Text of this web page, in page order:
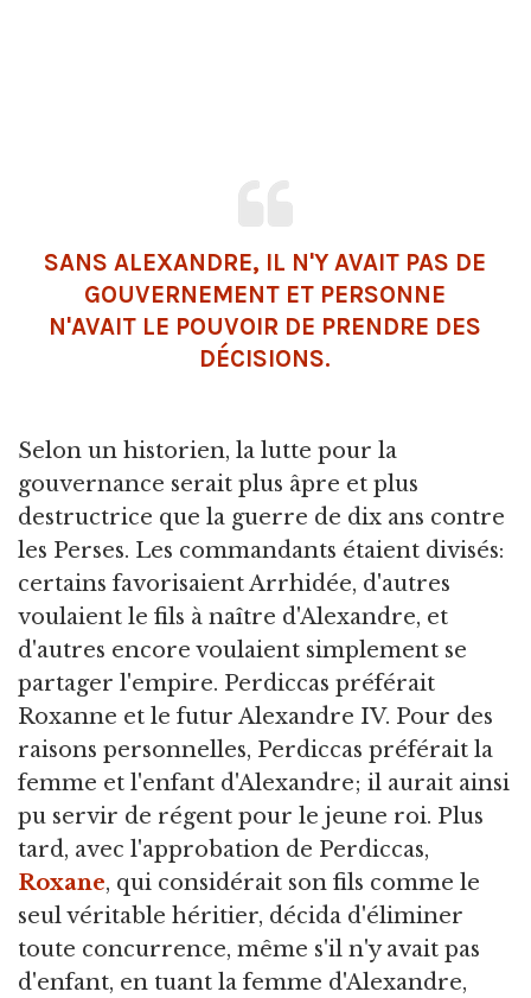
SANS ALEXANDRE, IL N'Y AVAIT PAS DE
GOUVERNEMENT ET PERSONNE
N'AVAIT LE POUVOIR DE PRENDRE DES
DÉCISIONS.
Selon un historien, la lutte pour la
gouvernance serait plus âpre et plus
destructrice que la guerre de dix ans contre
les Perses. Les commandants étaient divisés:
certains favorisaient Arrhidée, d'autres
voulaient le fils à naître d'Alexandre, et
d'autres encore voulaient simplement se
partager l'empire. Perdiccas préférait
Roxanne et le futur Alexandre IV. Pour des
raisons personnelles, Perdiccas préférait la
femme et l'enfant d'Alexandre; il aurait ainsi
pu servir de régent pour le jeune roi. Plus
tard, avec l'approbation de Perdiccas,
Roxane, qui considérait son fils comme le
seul véritable héritier, décida d'éliminer
toute concurrence, même s'il n'y avait pas
d'enfant, en tuant la femme d'Alexandre,